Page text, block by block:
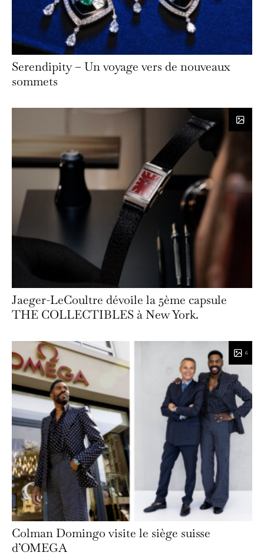
Serendipity – Un voyage vers de nouveaux
sommets
Jaeger-LeCoultre dévoile la 5ème capsule
THE COLLECTIBLES à New York.
6
Colman Domingo visite le siège suisse
d’OMEGA